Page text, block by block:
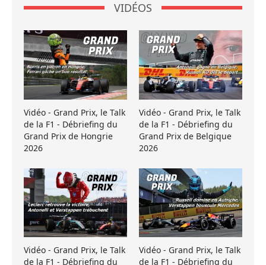
VIDÉOS
Vidéo - Grand Prix, le Talk
de la F1 - Débriefing du
Grand Prix de Hongrie
2026
Vidéo - Grand Prix, le Talk
de la F1 - Débriefing du
Grand Prix de Belgique
2026
Vidéo - Grand Prix, le Talk
de la F1 - Débriefing du
Vidéo - Grand Prix, le Talk
de la F1 - Débriefing du